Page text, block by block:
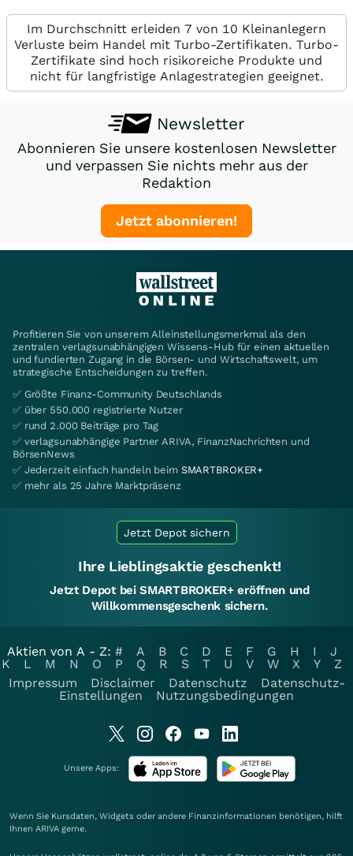
Im Durchschnitt erleiden 7 von 10 Kleinanlegern
Verluste beim Handel mit Turbo-Zertifikaten. Turbo-
Zertifikate sind hoch risikoreiche Produkte und
nicht für langfristige Anlagestrategien geeignet.
Newsletter
Abonnieren Sie unsere kostenlosen Newsletter
und verpassen Sie nichts mehr aus der
Redaktion
Jetzt abonnieren!
Profitieren Sie von unserem Alleinstellungsmerkmal als den
zentralen verlagsunabhängigen Wissens-Hub für einen aktuellen
und fundierten Zugang in die Börsen- und Wirtschaftswelt, um
strategische Entscheidungen zu treffen.
✅ Größte Finanz-Community Deutschlands
✅ über 550.000 registrierte Nutzer
✅ rund 2.000 Beiträge pro Tag
✅ verlagsunabhängige Partner ARIVA, FinanzNachrichten und
BörsenNews
✅ Jederzeit einfach handeln beim SMARTBROKER+
✅ mehr als 25 Jahre Marktpräsenz
Jetzt Depot sichern
Ihre Lieblingsaktie geschenkt!
Jetzt Depot bei SMARTBROKER+ eröffnen und
Willkommensgeschenk sichern.
Aktien von A - Z: # A B C D E F G H I
J
K
L M N O P Q R S T U V W X Y
Z
Impressum
Disclaimer Datenschutz
Datenschutz-
Einstellungen
Nutzungsbedingungen
Unsere Apps:
Wenn Sie Kursdaten, Widgets oder andere Finanzinformationen benötigen, hilft
Ihnen ARIVA gerne.